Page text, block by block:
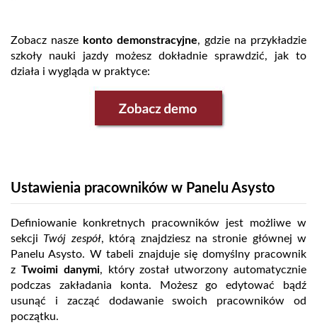
Zobacz nasze konto demonstracyjne, gdzie na przykładzie
szkoły nauki jazdy możesz dokładnie sprawdzić, jak to
działa i wygląda w praktyce:
Ustawienia pracowników w Panelu Asysto
Definiowanie konkretnych pracowników jest możliwe w
sekcji Twój zespół, którą znajdziesz na stronie głównej w
Panelu Asysto. W tabeli znajduje się domyślny pracownik
z Twoimi danymi, który został utworzony automatycznie
podczas zakładania konta. Możesz go edytować bądź
usunąć i zacząć dodawanie swoich pracowników od
początku.